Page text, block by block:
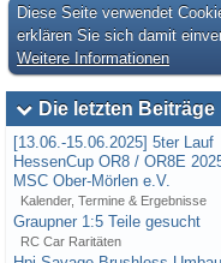
Diese Seite verwendet
erklären Sie sich damit
Weitere Informationen
Die letzten Beiträge
[13.06.-15.06.2025] 5ter Lauf
HessenCup OR8 / OR8E
MSC Ober-Mörlen e.V.
Kalender, Termine & Ergebnisse
Graupner 1:5 Teile gesucht
RC Car Raritäten